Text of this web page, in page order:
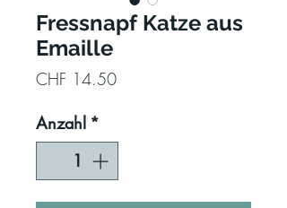
Fressnapf Katze aus
Emaille
CHF 14.50Preis
Anzahl *